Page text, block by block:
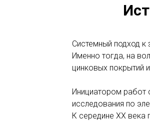
Системный подход
Именно тогда, на
цинковых покрытий
Инициатором работ
исследования по
К середине XX века